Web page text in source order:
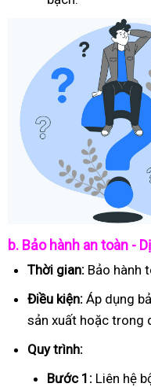
b. Bảo hành an toàn -
Thời gian: Bảo hành
Điều kiện: Áp dụng
sản xuất hoặc trong
Quy trình:
Bước 1: Liên hệ